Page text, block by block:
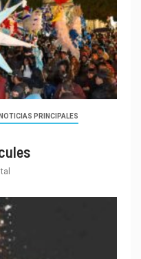
NOTICIAS PRINCIPALES